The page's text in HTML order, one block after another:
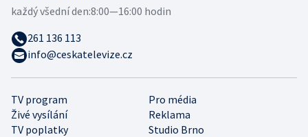
TV program
Pro média
Živé vysílání
Reklama
TV poplatky
Studio Brno
každý všední den:8:00—16:00 hodin
261 136 113
info@ceskatelevize.cz